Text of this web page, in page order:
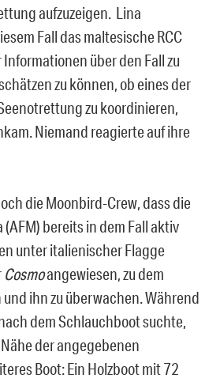
aufzuzeigen. Lina
Fall das maltesische RCC
über den Fall zu
zu können, ob eines der
zu koordinieren,
Niemand reagierte auf ihre
die Moonbird-Crew, dass die
bereits in dem Fall aktiv
unter italienischer Flagge
Cosmoangewiesen, zu dem
ihn zu überwachen. Während
dem Schlauchboot suchte,
der angegebenen
Boot: Ein Holzboot mit 72